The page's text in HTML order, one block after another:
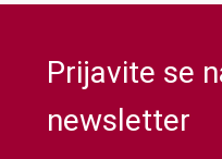
Prijavite se
newsletter